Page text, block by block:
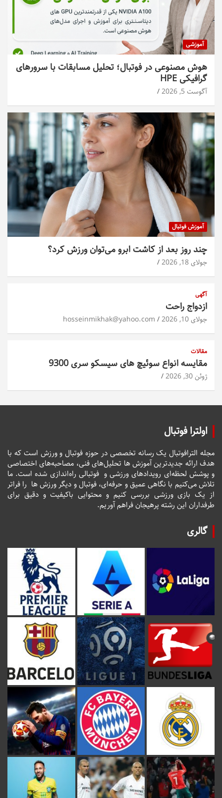
آموزشی
هوش مصنوعی در فوتبال؛ تحلیل مسابقات با سرورهای
گرافیکی HPE
آگوست 5, 2026
آموزش فوتبال
چند روز بعد از کاشت ابرو می‌توان ورزش کرد؟
جولای 18, 2026
آگهی
ازدواج راحت
جولای 10, 2026 hosseinmikhak@yahoo.com
مقالات
مقایسه انواع سوئیچ های سیسکو سری 9300
ژوئن 30, 2026
اولترا فوتبال
مجله الترافوتبال یک رسانه تخصصی در حوزه فوتبال و ورزش است که با
هدف ارائه جدیدترین آموزش ها تحلیل‌های فنی، مصاحبه‌های اختصاصی
و پوشش لحظه‌ای رویدادهای ورزشی و فوتبالی راه‌اندازی شده است. ما
تلاش می‌کنیم با نگاهی عمیق و حرفه‌ای، فوتبال و دیگر ورزش ها را فراتر
از یک بازی ورزشی بررسی کنیم و محتوایی باکیفیت و دقیق برای
طرفداران این رشته پرهیجان فراهم آوریم.
گالری